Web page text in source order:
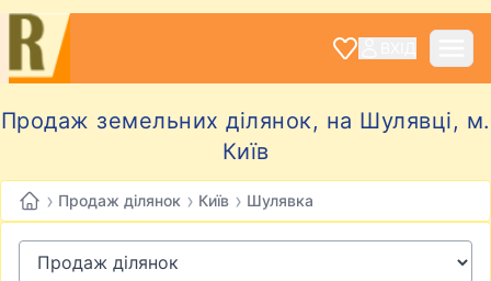
Продаж земельних ділянок, на Шулявці, м.
Київ
› Продаж ділянок › Київ › Шулявка